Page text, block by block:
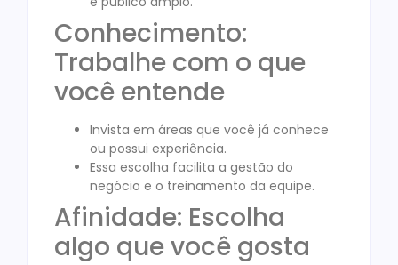
Conhecimento:
Trabalhe com o que
você entende
Invista em áreas que você já conhece
ou possui experiência.
Essa escolha facilita a gestão do
negócio e o treinamento da equipe.
Afinidade: Escolha
algo que você gosta